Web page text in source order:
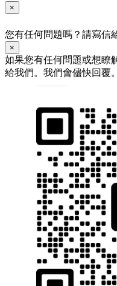
×
您有任何問題嗎？請寫信
×
如果您有任何問題或想瞭
給我們。我們會儘快回覆。